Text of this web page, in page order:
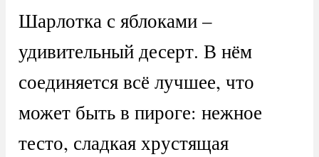
Шарлотка с яблоками –
удивительный десерт. В нём
соединяется всё лучшее, что
может быть в пироге: нежное
тесто, сладкая хрустящая